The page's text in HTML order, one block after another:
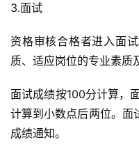
3.面试
资格审核合格者进入面
质、适应岗位的专业素质
面试成绩按100分计算，
计算到小数点后两位。面
成绩通知。